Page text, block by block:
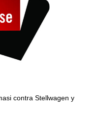
contra Stellwagen y